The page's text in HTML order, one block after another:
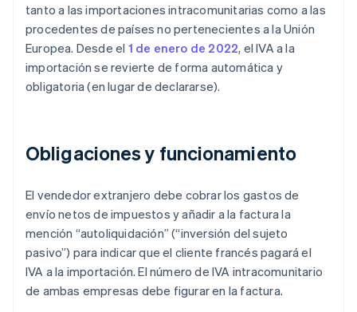
tanto a las importaciones intracomunitarias como a las
procedentes de países no pertenecientes a la Unión
Europea. Desde el 1 de enero de 2022, el IVA a la
importación se revierte de forma automática y
obligatoria (en lugar de declararse).
Obligaciones y funcionamiento
El vendedor extranjero debe cobrar los gastos de
envío netos de impuestos y añadir a la factura la
mención “autoliquidación” (“inversión del sujeto
pasivo”) para indicar que el cliente francés pagará el
IVA a la importación. El número de IVA intracomunitario
de ambas empresas debe figurar en la factura.